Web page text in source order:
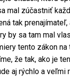
mal zúčastniť
tak prenajímateľ,
by sa tam mal
tento zákon
že tak, ako je
aj rýchlo a veľmi